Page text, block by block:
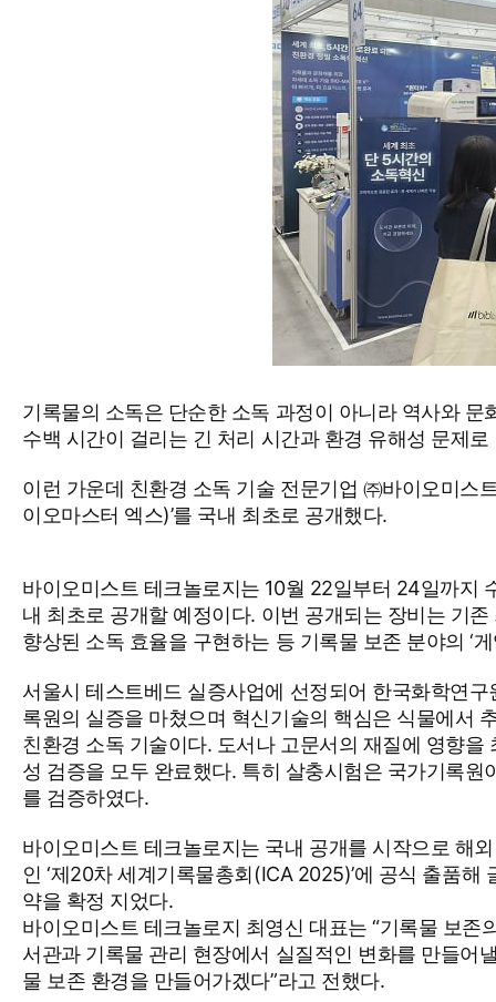
기록물의 소독은 단순한 소독 과정이 아니라 역사와
수백 시간이 걸리는 긴 처리 시간과 환경 유해성 문제
이런 가운데 친환경 소독 기술 전문기업 ㈜바이오미스
이오마스터 엑스)’를 국내 최초로 공개했다.
바이오미스트 테크놀로지는 10월 22일부터 24일까지
내 최초로 공개할 예정이다. 이번 공개되는 장비는 기
향상된 소독 효율을 구현하는 등 기록물 보존 분야의 ‘
서울시 테스트베드 실증사업에 선정되어 한국화학연
록원의 실증을 마쳤으며 혁신기술의 핵심은 식물에서
친환경 소독 기술이다. 도서나 고문서의 재질에 영향을
성 검증을 모두 완료했다. 특히 살충시험은 국가기록
를 검증하였다.
바이오미스트 테크놀로지는 국내 공개를 시작으로 해
인 ‘제20차 세계기록물총회(ICA 2025)’에 공식 출품
약을 확정 지었다.
바이오미스트 테크놀로지 최영신 대표는 “기록물 보존
서관과 기록물 관리 현장에서 실질적인 변화를 만들어
물 보존 환경을 만들어가겠다”라고 전했다.